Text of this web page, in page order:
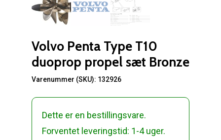
Volvo Penta Type T10
duoprop propel sæt Bronze
Varenummer (SKU): 132926
Dette er en bestillingsvare.
Forventet leveringstid: 1-4 uger.